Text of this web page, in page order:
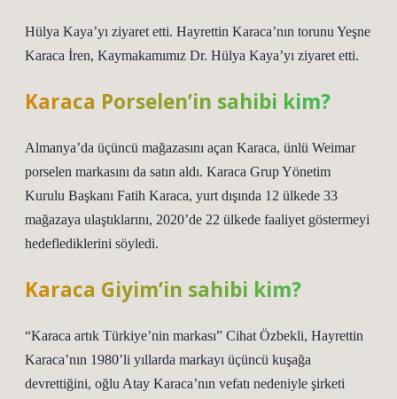
Hülya Kaya’yı ziyaret etti. Hayrettin Karaca’nın torunu Yeşne
Karaca İren, Kaymakamımız Dr. Hülya Kaya’yı ziyaret etti.
Karaca Porselen’in sahibi kim?
Almanya’da üçüncü mağazasını açan Karaca, ünlü Weimar
porselen markasını da satın aldı. Karaca Grup Yönetim
Kurulu Başkanı Fatih Karaca, yurt dışında 12 ülkede 33
mağazaya ulaştıklarını, 2020’de 22 ülkede faaliyet göstermeyi
hedeflediklerini söyledi.
Karaca Giyim’in sahibi kim?
“Karaca artık Türkiye’nin markası” Cihat Özbekli, Hayrettin
Karaca’nın 1980’li yıllarda markayı üçüncü kuşağa
devrettiğini, oğlu Atay Karaca’nın vefatı nedeniyle şirketi